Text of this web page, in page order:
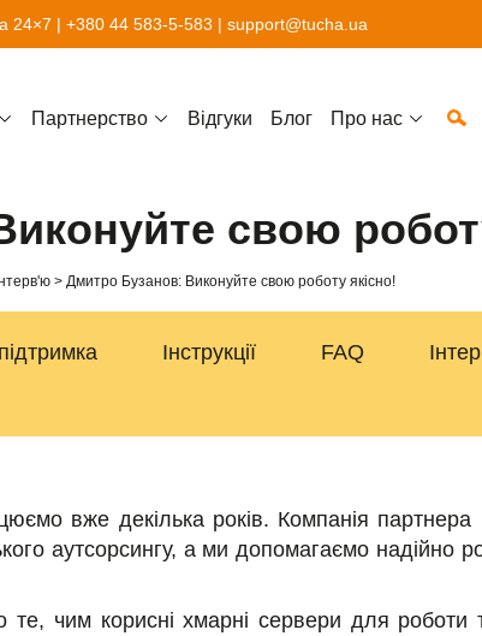
24×7 | +380 44 583-5-583 | support@tucha.ua
Партнерство Відгуки Блог Про нас
свою
Дмитро Бузанов: Виконуйте свою роботу якісно!
Інструкції FAQ
вже декілька років. Компанія
аутсорсингу, а ми допомагаємо надійно
чим корисні хмарні сервери для роботи